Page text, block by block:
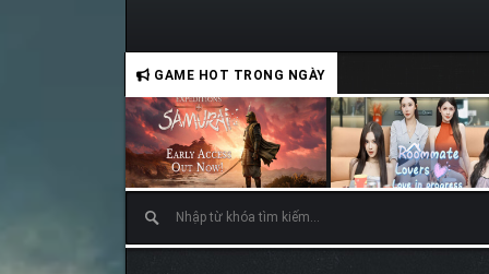
GAME HOT TRONG NGÀY